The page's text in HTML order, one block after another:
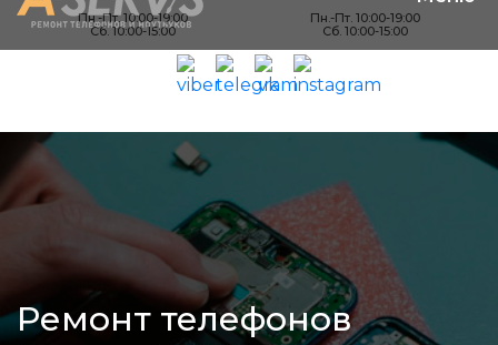
Пн.-Пт. 10:00-19:00
Сб. 10:00-15:00
Пн.-Пт. 10:00-19:00
Сб. 10:00-15:00
Ремонт телефонов